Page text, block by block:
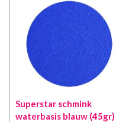
Superstar schmink
waterbasis blauw (45gr)